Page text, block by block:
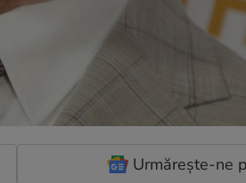
Urmărește-ne